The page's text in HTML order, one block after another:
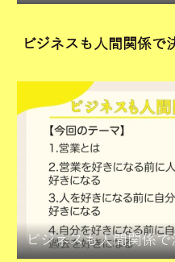
ビジネスも人間関係で
ビジネスも人間関係で